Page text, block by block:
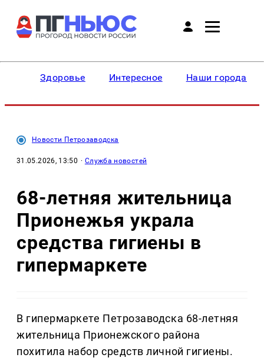
Здоровье Интересное Наши города
Новости Петрозаводска
31.05.2026, 13:50 · Служба новостей
68-летняя жительница
Прионежья украла
средства гигиены в
гипермаркете
В гипермаркете Петрозаводска 68-летняя
жительница Прионежского района
похитила набор средств личной гигиены.